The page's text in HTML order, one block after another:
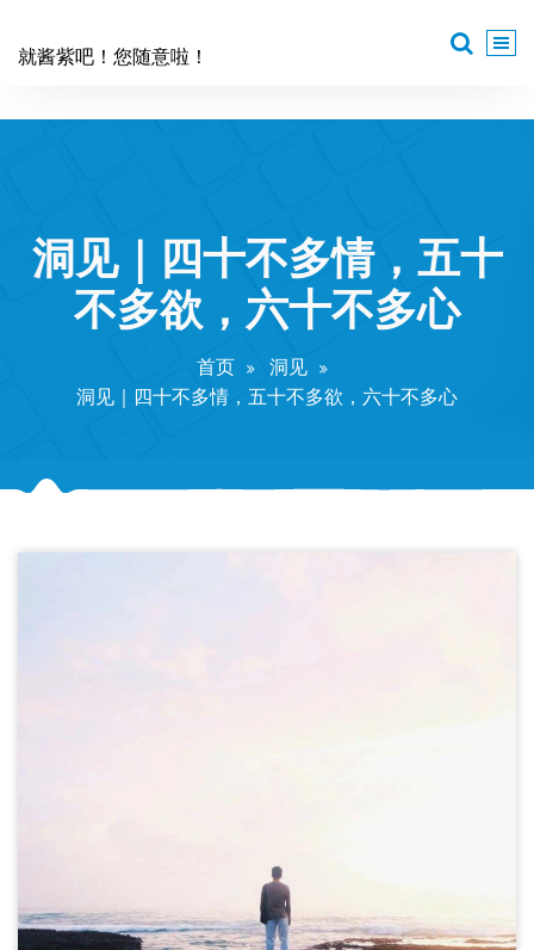
就酱紫吧！您随意啦！
洞见｜​四十不多情，五十
不多欲，六十不多心
首页
洞见
洞见｜​四十不多情，五十不多欲，六十不多心